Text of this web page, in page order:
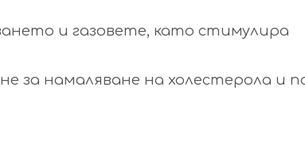
и газовете, като стимулира
за намаляване на холестерола и